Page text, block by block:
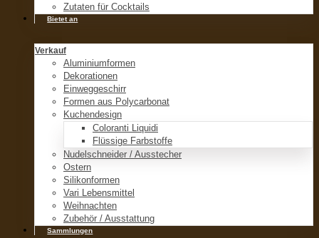
Zutaten für Cocktails
Bietet an
Verkauf
Aluminiumformen
Dekorationen
Einweggeschirr
Formen aus Polycarbonat
Kuchendesign
Coloranti Liquidi
Flüssige Farbstoffe
Nudelschneider / Ausstecher
Ostern
Silikonformen
Vari Lebensmittel
Weihnachten
Zubehör / Ausstattung
Sammlungen